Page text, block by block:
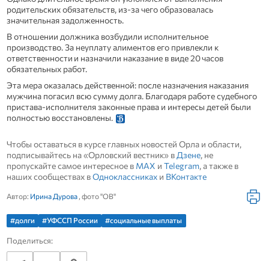
родительских обязательств, из‑за чего образовалась
значительная задолженность.
В отношении должника возбудили исполнительное
производство. За неуплату алиментов его привлекли к
ответственности и назначили наказание в виде 20 часов
обязательных работ.
Эта мера оказалась действенной: после назначения наказания
мужчина погасил всю сумму долга. Благодаря работе судебного
пристава‑исполнителя законные права и интересы детей были
полностью восстановлены.
Чтобы оставаться в курсе главных новостей Орла и области,
подписывайтесь на «Орловский вестник» в Дзене, не
пропускайте самое интересное в MAX и Telegram, а также в
наших сообществах вОдноклассникахи ВКонтакте
Автор: Ирина Дурова, фото "ОВ"
#долги #УФССП России #социальные выплаты
Поделиться: